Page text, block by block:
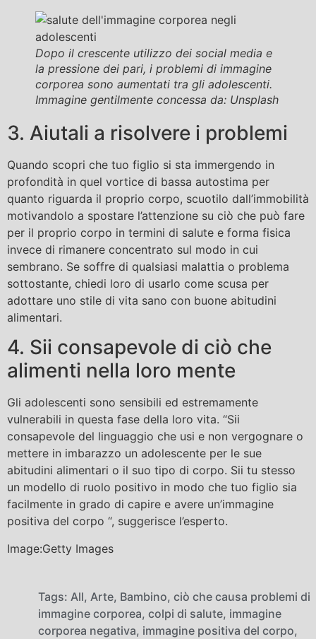
Dopo il crescente utilizzo dei social media e
la pressione dei pari, i problemi di immagine
corporea sono aumentati tra gli adolescenti.
Immagine gentilmente concessa da: Unsplash
3. Aiutali a risolvere i problemi
Quando scopri che tuo figlio si sta immergendo in
profondità in quel vortice di bassa autostima per
quanto riguarda il proprio corpo, scuotilo dall’immobilità
motivandolo a spostare l’attenzione su ciò che può fare
per il proprio corpo in termini di salute e forma fisica
invece di rimanere concentrato sul modo in cui
sembrano. Se soffre di qualsiasi malattia o problema
sottostante, chiedi loro di usarlo come scusa per
adottare uno stile di vita sano con buone abitudini
alimentari.
4. Sii consapevole di ciò che
alimenti nella loro mente
Gli adolescenti sono sensibili ed estremamente
vulnerabili in questa fase della loro vita. “Sii
consapevole del linguaggio che usi e non vergognare o
mettere in imbarazzo un adolescente per le sue
abitudini alimentari o il suo tipo di corpo. Sii tu stesso
un modello di ruolo positivo in modo che tuo figlio sia
facilmente in grado di capire e avere un’immagine
positiva del corpo “, suggerisce l’esperto.
Image:Getty Images
Tags: All, Arte, Bambino, ciò che causa problemi di
immagine corporea, colpi di salute, immagine
corporea negativa, immagine positiva del corpo,